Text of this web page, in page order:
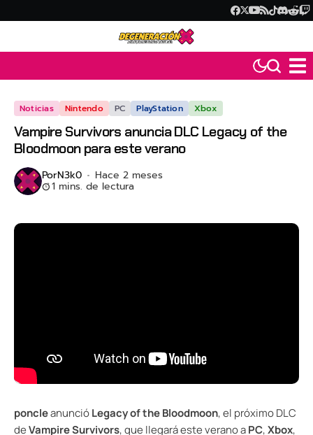
Noticias Nintendo PC PlayStation Xbox
Vampire Survivors anuncia DLC Legacy of the
Bloodmoon para este verano
PorN3k0 Hace 2 meses
1 mins. de lectura
poncleanuncióLegacy of the Bloodmoon, el próximo DLC
deVampire Survivors, que llegará este verano aPC,Xbox,